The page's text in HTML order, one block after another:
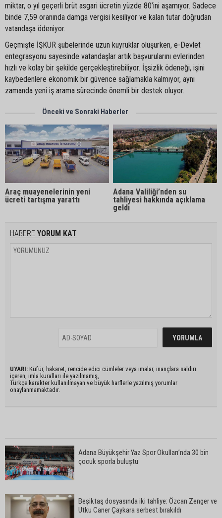
miktar, o yıl geçerli brüt asgari ücretin yüzde 80’ini aşamıyor. Sadece
binde 7,59 oranında damga vergisi kesiliyor ve kalan tutar doğrudan
vatandaşa ödeniyor.
Geçmişte İŞKUR şubelerinde uzun kuyruklar oluşurken, e-Devlet
entegrasyonu sayesinde vatandaşlar artık başvurularını evlerinden
hızlı ve kolay bir şekilde gerçekleştirebiliyor. İşsizlik ödeneği, işini
kaybedenlere ekonomik bir güvence sağlamakla kalmıyor, aynı
zamanda yeni iş arama sürecinde önemli bir destek oluyor.
Önceki ve Sonraki Haberler
Araç muayenelerinin yeni
ücreti tartışma yarattı
Adana Valiliği’nden su
tahliyesi hakkında açıklama
geldi
HABERE YORUM KAT
UYARI: Küfür, hakaret, rencide edici cümleler veya imalar, inançlara saldırı
içeren, imla kuralları ile yazılmamış,
Türkçe karakter kullanılmayan ve büyük harflerle yazılmış yorumlar
onaylanmamaktadır.
Adana Büyükşehir Yaz Spor Okulları’nda 30 bin
çocuk sporla buluştu
Beşiktaş dosyasında iki tahliye: Özcan Zenger ve
Utku Caner Çaykara serbest bırakıldı